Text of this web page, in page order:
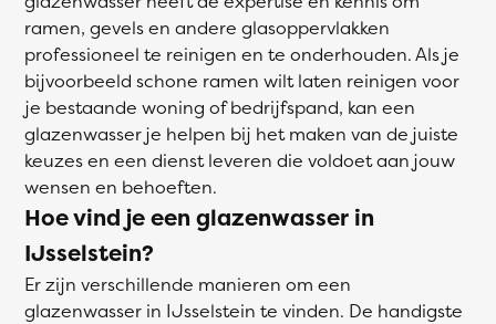
ramen, gevels en andere glasoppervlakken
professioneel te reinigen en te onderhouden. Als je
bijvoorbeeld schone ramen wilt laten reinigen voor
je bestaande woning of bedrijfspand, kan een
glazenwasser je helpen bij het maken van de juiste
keuzes en een dienst leveren die voldoet aan jouw
wensen en behoeften.
Hoe vind je een glazenwasser in
IJsselstein?
Er zijn verschillende manieren om een
glazenwasser in IJsselstein te vinden. De handigste